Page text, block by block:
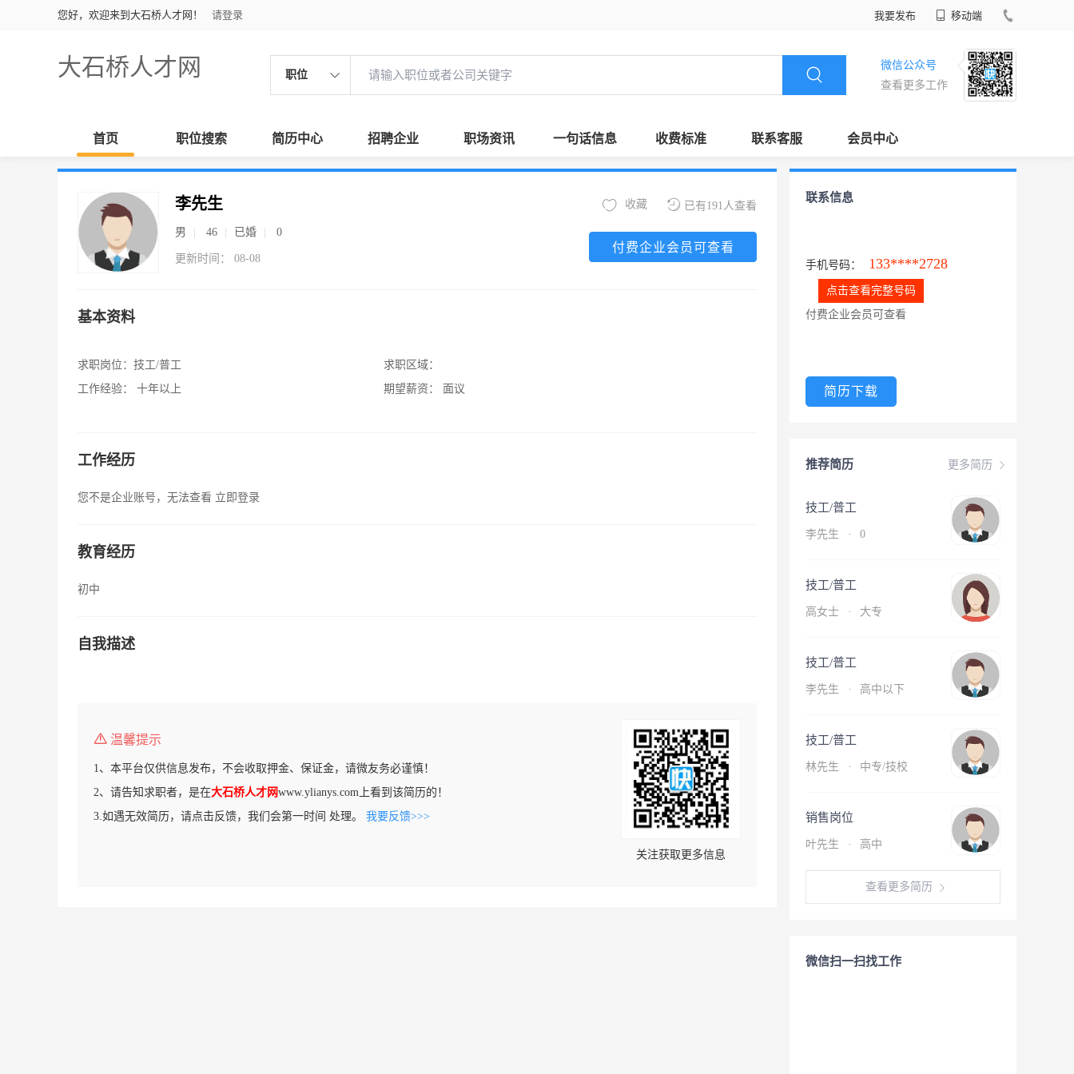
您好，欢迎来到大石桥人才网！ 请登录 我要发布 移动端
大石桥人才网 职位
微信公众号
查看更多工作
首页 职位搜索 简历中心 招聘企业 职场资讯 一句话信息 收费标准 联系客服 会员中心
李先生
男 46 已婚 0
更新时间： 08-08
已有191人查看
收藏
付费企业会员可查看
基本资料
求职岗位： 技工/普工
工作经验：
十年以上
求职区域：
期望薪资：
面议
工作经历
您不是企业账号，无法查看 立即登录
教育经历
初中
自我描述
温馨提示
1、本平台仅供信息发布，不会收取押金、保证金，请微友务必谨慎！
2、请告知求职者，是在大石桥人才网www.ylianys.com上看到该简历的！
3.如遇无效简历，请点击反馈，我们会第一时间 处理。 我要反馈>>>
关注获取更多信息
联系信息
手机号码： 133****2728
点击查看完整号码
付费企业会员可查看
简历下载
更多简历
推荐简历
技工/普工
李先生 · 0
技工/普工
高女士 · 大专
技工/普工
李先生 · 高中以下
技工/普工
林先生 · 中专/技校
销售岗位
叶先生 · 高中
查看更多简历
微信扫一扫找工作